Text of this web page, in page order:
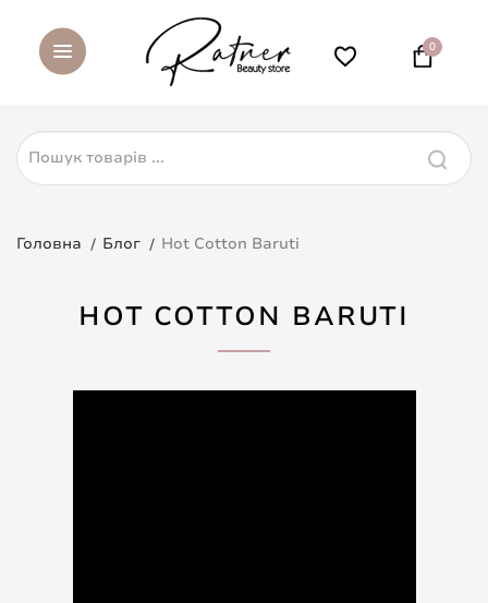
0
Головна Блог Hot Cotton Baruti
HOT COTTON BARUTI